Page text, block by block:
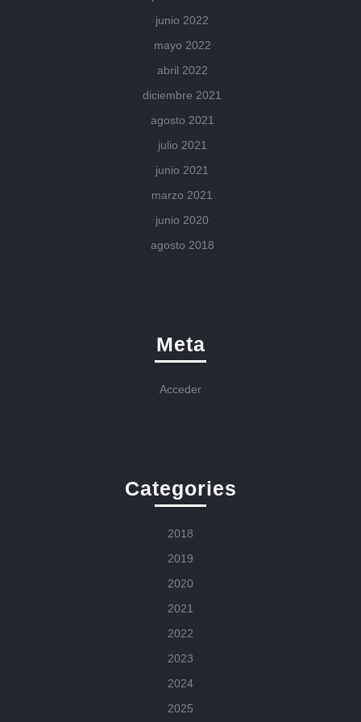
junio 2022
mayo 2022
abril 2022
diciembre 2021
agosto 2021
julio 2021
junio 2021
marzo 2021
junio 2020
agosto 2018
Meta
Acceder
Categories
2018
2019
2020
2021
2022
2023
2024
2025